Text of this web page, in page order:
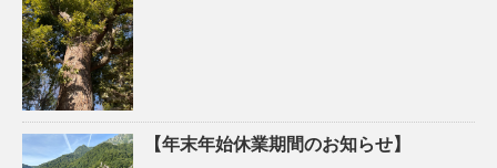
【年末年始休業期間のお知らせ】